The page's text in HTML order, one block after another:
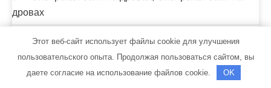
дровах
Сибирская баня на дровах, Сибирская баня на
дровах
Этот веб-сайт использует файлы cookie для улучшения
пользовательского опыта. Продолжая пользоваться сайтом, вы
даете согласие на использование файлов cookie.
OK